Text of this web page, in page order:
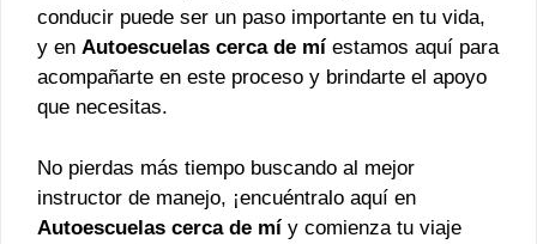
conducir puede ser un paso importante en tu vida,
y en Autoescuelas cerca de mí estamos aquí para
acompañarte en este proceso y brindarte el apoyo
que necesitas.
No pierdas más tiempo buscando al mejor
instructor de manejo, ¡encuéntralo aquí en
Autoescuelas cerca de mí y comienza tu viaje